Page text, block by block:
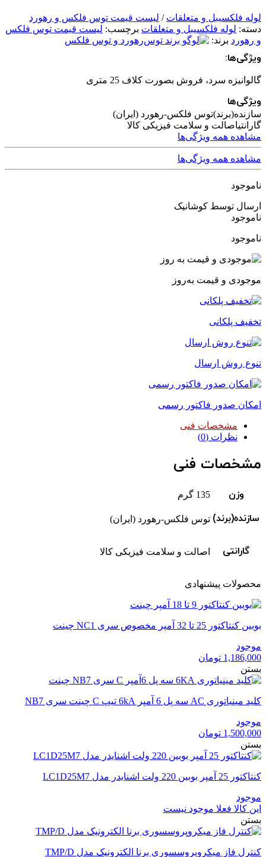
لوله فلکسیبل و متعلقات / لیست قیمت توس فلکس و رهورد
دسته: لوله فلکسیبل و متعلقات برچسب: لیست قیمت توس فلکس
و رهورد برند: رهورد و توس فلکس
ویژگی‌ها:
گالوانیزه سرد، فروش بصورت کلاف 25 متری
ویژگی‌ها
سازنده(برند)توس فلکس-رهورد (ایران)
گارانتیاصالت و سلامت فیزیکی کالا
مشاهده همه ویژگی‌ها
مشاهده همه ویژگی‌ها
ناموجود
ارسال توسط کوشانیک
ناموجود
ناموجود
موجودی و قیمت به‌روز
تخفیف پلکانی
تنوع روش ارسال
امکان صدور فاکتور رسمی
مشخصات فنی
نظرات (0)
مشخصات فنی
وزن 135 گرم
سازنده(برند) توس فلکس-رهورد (ایران)
گارانتی اصالت و سلامت فیزیکی کالا
محصولات پیشنهادی
بوبین کنتاکتور 25 تا 32 آمپر مخصوص سری NC1 چینت
موجود
1,186,000 تومان
بستن
کلید مینیاتوری AC سه پل 6 آمپر 6kA تیپ C چینت سری NB7
موجود
1,500,000 تومان
بستن
کنتاکتور 25 آمپر بوبین 220 ولت اشنایدر مدل LC1D25M7
موجود
این کالا فعلا موجود نیست
بستن
کنترل فاز میکروپروسسوری برنا الکترونیک مدل TMP/D